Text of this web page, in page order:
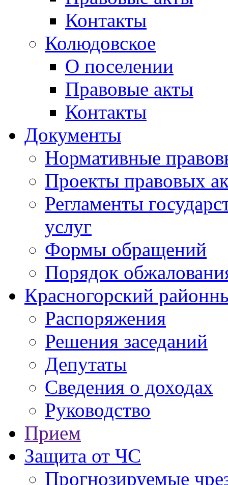
Контакты
Колюдовское
О поселении
Правовые акты
Контакты
Документы
Нормативные
Проекты правовых
Регламенты
услуг
Формы обращений
Порядок
Красногорский
Распоряжения
Решения заседаний
Депутаты
Сведения о доходах
Руководство
Прием
Защита от ЧС
Прогнозируемые